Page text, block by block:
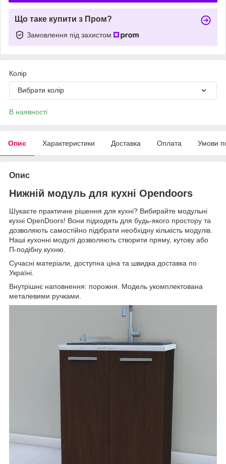
Що таке купити з Пром?
Замовлення під захистом
Колір
Вибрати колір
В наявності
Опис Характеристики Доставка Оплата Умови
Опис
Нижній модуль для кухні Opendoors
Шукаєте практичне рішення для кухні? Вибирайте модульні
кухні OpenDoors! Вони підходять для будь-якого простору та
дозволяють самостійно підібрати необхідну кількість модулів.
Наші кухонні модулі дозволяють створити пряму, кутову або
П-подібну кухню.
Сучасні матеріали, доступна ціна та швидка доставка по
Україні.
Внутрішнє наповнення: порожня. Модель укомплектована
металевими ручками.